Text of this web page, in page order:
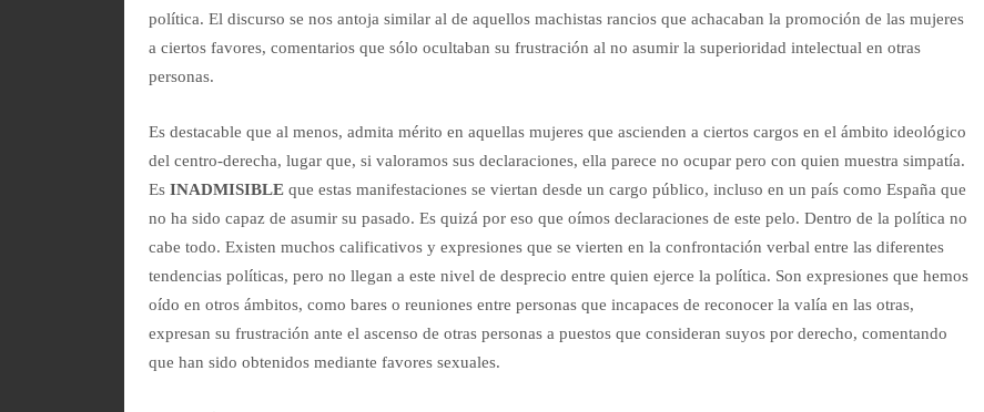
política. El discurso se nos antoja similar al de aquellos machistas rancios que achacaban la promoción de las mujeres
a ciertos favores, comentarios que sólo ocultaban su frustración al no asumir la superioridad intelectual en otras
personas.
Es destacable que al menos, admita mérito en aquellas mujeres que ascienden a ciertos cargos en el ámbito ideológico
del centro-derecha, lugar que, si valoramos sus declaraciones, ella parece no ocupar pero con quien muestra simpatía.
EsINADMISIBLE que estas manifestaciones se viertan desde un cargo público, incluso en un país como España que
no ha sido capaz de asumir su pasado. Es quizá por eso que oímos declaraciones de este pelo. Dentro de la política no
cabe todo. Existen muchos calificativos y expresiones que se vierten en la confrontación verbal entre las diferentes
tendencias políticas, pero no llegan a este nivel de desprecio entre quien ejerce la política. Son expresiones que hemos
oído en otros ámbitos, como bares o reuniones entre personas que incapaces de reconocer la valía en las otras,
expresan su frustración ante el ascenso de otras personas a puestos que consideran suyos por derecho, comentando
que han sido obtenidos mediante favores sexuales.